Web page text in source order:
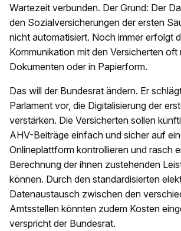
Wartezeit verbunden. Der Grund: Der
den Sozialversicherungen der ersten
nicht automatisiert. Noch immer erfolgt
Kommunikation mit den Versicherten oft
Dokumenten oder in Papierform.
Das will der Bundesrat ändern. Er
Parlament vor, die Digitalisierung der
verstärken. Die Versicherten sollen
AHV-Beiträge einfach und sicher auf
Onlineplattform kontrollieren und rasch
Berechnung der ihnen zustehenden
können. Durch den standardisierten
Datenaustausch zwischen den
Amtsstellen könnten zudem Kosten
verspricht der Bundesrat.